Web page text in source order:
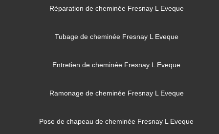
Réparation de cheminée Fresnay L Eveque
Tubage de cheminée Fresnay L Eveque
Entretien de cheminée Fresnay L Eveque
Ramonage de cheminée Fresnay L Eveque
Pose de chapeau de cheminée Fresnay L Eveque